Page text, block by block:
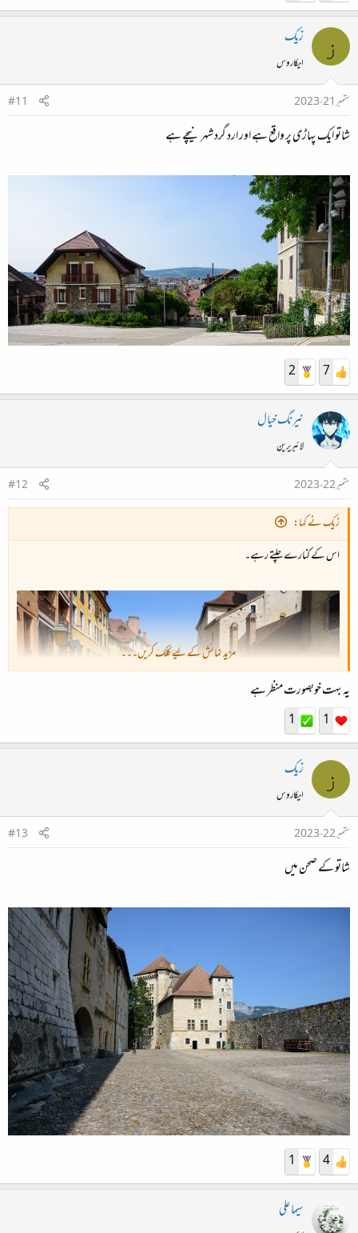
ز زیک
ایکاروس
ستمبر 21، 2023
#11
شاتو ایک پہاڑی پر واقع ہے اور ارد گرد شہر نیچے ہے
7
2
نیرنگ خیال
لائبریرین
ستمبر 22، 2023
#12
زیک نے کہا:
اس کے کنارے چلتے رہے۔
مزید نمائش کے لیے کلک کریں۔۔۔
یہ بہت خوبصورت منظر ہے
1
1
ز زیک
ایکاروس
ستمبر 22، 2023
#13
شاتو کے صحن میں
4
1
سیما علی